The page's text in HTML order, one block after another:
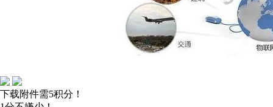
下载附件需5积分！